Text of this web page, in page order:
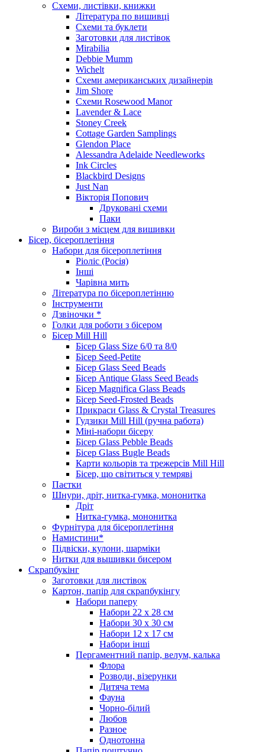
Схеми, листівки, книжки
Література по вишивці
Схеми та буклети
Заготовки для листівок
Mirabilia
Debbie Mumm
Wichelt
Схеми американських дизайнерів
Jim Shore
Cхеми Rosewood Manor
Lavender & Lace
Stoney Creek
Cottage Garden Samplings
Glendon Place
Alessandra Adelaide Needleworks
Ink Circles
Blackbird Designs
Just Nan
Вікторія Попович
Друковані схеми
Паки
Вироби з місцем для вишивки
Бісер, бісероплетіння
Набори для бісероплетіння
Ріоліс (Росія)
Інші
Чарівна мить
Література по бісероплетінню
Інструменти
Дзвіночки *
Голки для роботи з бісером
Бісер Mill Hill
Бісер Glass Size 6/0 та 8/0
Бісер Seed-Petite
Бісер Glass Seed Beads
Бісер Antique Glass Seed Beads
Бісер Magnifica Glass Beads
Бісер Seed-Frosted Beads
Прикраси Glass & Crystal Treasures
Гудзики Mill Hill (ручна работа)
Міні-набори бісеру
Бісер Glass Pebble Beads
Бісер Glass Bugle Beads
Карти кольорів та трежерсів Mill Hill
Бісер, що світиться у темряві
Паєтки
Шнури, дріт, нитка-гумка, мононитка
Дріт
Нитка-гумка, мононитка
Фурнітура для бісероплетіння
Намистини*
Підвіски, кулони, шарміки
Нитки для вышивки бисером
Скрапбукінг
Заготовки для листівок
Картон, папір для скрапбукінгу
Набори паперу
Набори 22 х 28 см
Набори 30 х 30 см
Набори 12 х 17 см
Набори інші
Пергаментний папір, велум, калька
Флора
Розводи, візерунки
Дитяча тема
Фауна
Чорно-білий
Любов
Разное
Однотонна